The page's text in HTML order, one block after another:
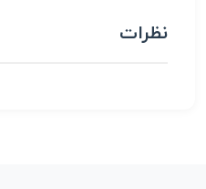
نظرات